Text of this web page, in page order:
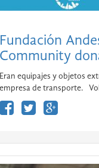
Fundación
Community
Eran equipajes y objetos